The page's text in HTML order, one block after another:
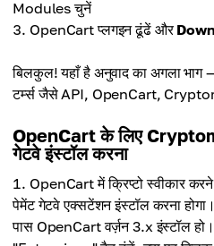
Modules चुनें
OpenCart प्लगइन ढूंढें और
बिलकुल! यहाँ है अनुवाद का अगला भाग
टर्म्स जैसे API, OpenCart,
OpenCart के लिए
गेटवे इंस्टॉल करना
OpenCart में क्रिप्टो स्वीकार
पेमेंट गेटवे एक्सटेंशन इंस्टॉल करना
पास OpenCart वर्ज़न 3.x इंस्टॉल